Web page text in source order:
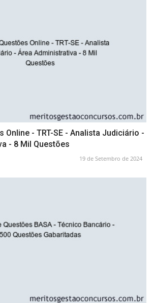
Online - TRT-SE - Analista Judiciário -
- 8 Mil Questões
19 de Setembro de 2024